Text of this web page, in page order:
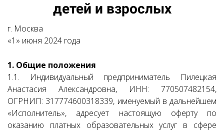
детей и взрослых
г. Москва
«1» июня 2024 года
1. Общие положения
1.1. Индивидуальный предприниматель Пилецкая
Анастасия Александровна, ИНН: 770507482154,
ОГРНИП: 317774600318339, именуемый в дальнейшем
«Исполнитель», адресует настоящую оферту по
оказанию платных образовательных услуг в сфере